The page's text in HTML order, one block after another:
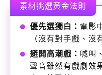
素材挑選黃金法則
優先選獨白： 電影
（沒有對手戲、沒
避開高潮戲： 喊叫
聲音雖然有戲劇效